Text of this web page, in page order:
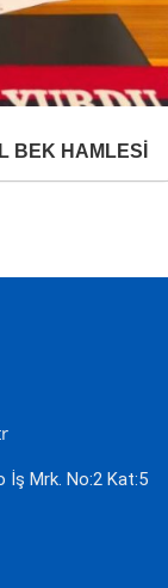
BEK HAMLESİ
İş Mrk. No:2 Kat:5